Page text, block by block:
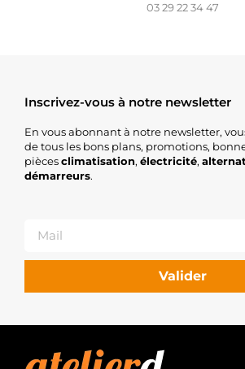
03 29 22 34 47
Inscrivez-vous à notre newsletter
En vous abonnant à notre newsletter,
de tous les bons plans, promotions,
piècesclimatisation, électricité,
démarreurs.
Valider